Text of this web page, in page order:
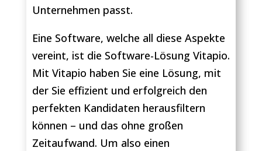
Unternehmen passt.
Eine Software, welche all diese Aspekte
vereint, ist die Software-Lösung Vitapio.
Mit Vitapio haben Sie eine Lösung, mit
der Sie effizient und erfolgreich den
perfekten Kandidaten herausfiltern
können – und das ohne großen
Zeitaufwand. Um also einen